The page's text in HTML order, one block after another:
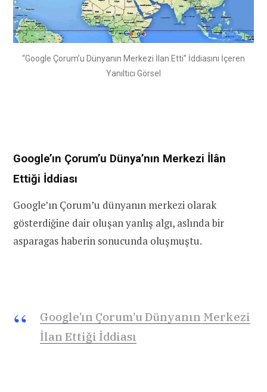
“Google Çorum’u Dünyanın Merkezi İlan Etti” İddiasını İçeren
Yanıltıcı Görsel
Google’ın Çorum’u Dünya’nın Merkezi İlân
Ettiği İddiası
Google’ın Çorum’u dünyanın merkezi olarak
gösterdiğine dair oluşan yanlış algı, aslında bir
asparagas haberin sonucunda oluşmuştu.
Google’ın Çorum’u Dünyanın Merkezi
İlan Ettiği İddiası